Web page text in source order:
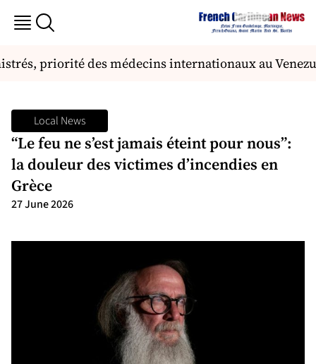
priorité des médecins internationaux au
Local News
“Le feu ne s’est jamais éteint pour nous”:
la douleur des victimes d’incendies en
Grèce
27 June 2026